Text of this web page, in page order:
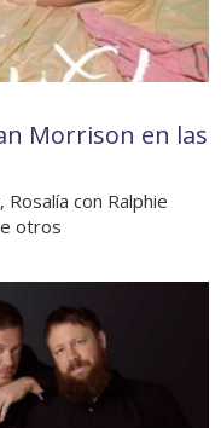
Morrison en las
con Ralphie
otros